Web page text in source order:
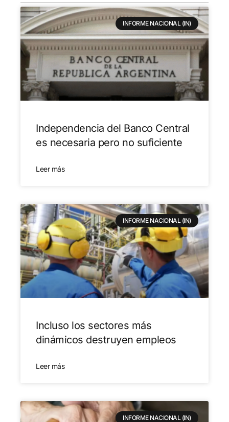
INFORME NACIONAL (IN)
Independencia del Banco Central
es necesaria pero no suficiente
Leer más
INFORME NACIONAL (IN)
Incluso los sectores más
dinámicos destruyen empleos
Leer más
INFORME NACIONAL (IN)